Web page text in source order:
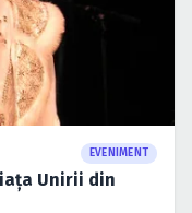
EVENIMENT
Unirii din